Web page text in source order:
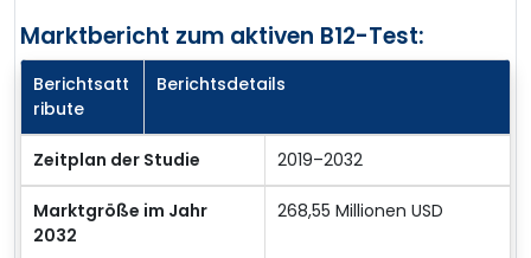
Marktbericht zum aktiven B12-Test:
Berichtsatt
ribute
Berichtsdetails
Zeitplan der Studie 2019–2032
Marktgröße im Jahr
2032
268,55 Millionen USD